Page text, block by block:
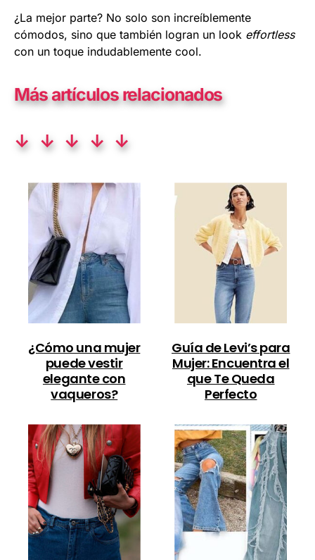
¿La mejor parte? No solo son increíblemente
cómodos, sino que también logran un look effortless
con un toque indudablemente cool.
Más artículos relacionados
↓ ↓ ↓ ↓ ↓
¿Cómo una mujer
puede vestir
elegante con
vaqueros?
Guía de Levi’s para
Mujer: Encuentra el
que Te Queda
Perfecto